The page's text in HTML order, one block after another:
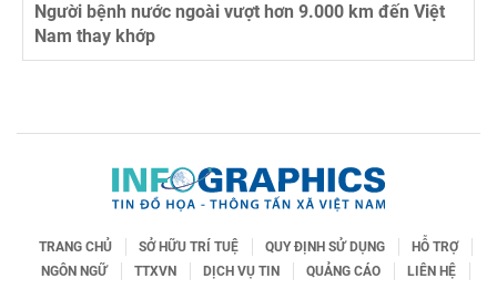
Người bệnh nước ngoài vượt hơn 9.000 km đến Việt
Nam thay khớp
TRANG CHỦ SỞ HỮU TRÍ TUỆ QUY ĐỊNH SỬ DỤNG
HỖ TRỢ
NGÔN NGỮ
TTXVN DỊCH VỤ TIN QUẢNG CÁO
LIÊN HỆ